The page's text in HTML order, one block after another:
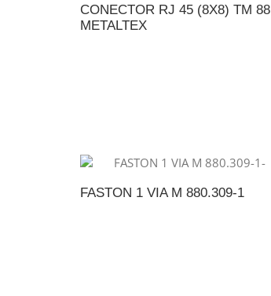
CONECTOR RJ 45 (8X8) TM 88
METALTEX
FASTON 1 VIA M 880.309-1